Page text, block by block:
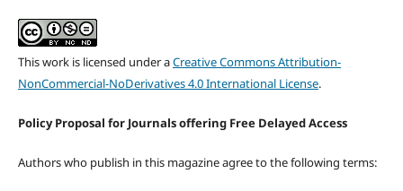
This work is licensed under aCreative Commons Attribution-
NonCommercial-NoDerivatives 4.0 International License.
Policy Proposal for Journals offering Free Delayed Access
Authors who publish in this magazine agree to the following terms: